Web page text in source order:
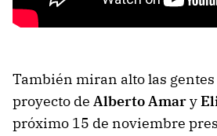
También miran alto las gentes
proyecto de Alberto Amary
próximo 15 de noviembre